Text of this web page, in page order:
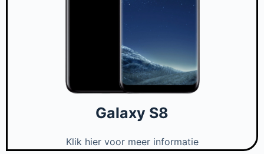
Galaxy S8
Klik hier voor meer informatie